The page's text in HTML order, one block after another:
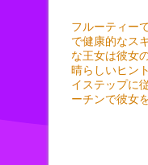
フルーティー
で健康的なス
な王女は彼女
晴らしいヒン
イステップに
ーチンで彼女